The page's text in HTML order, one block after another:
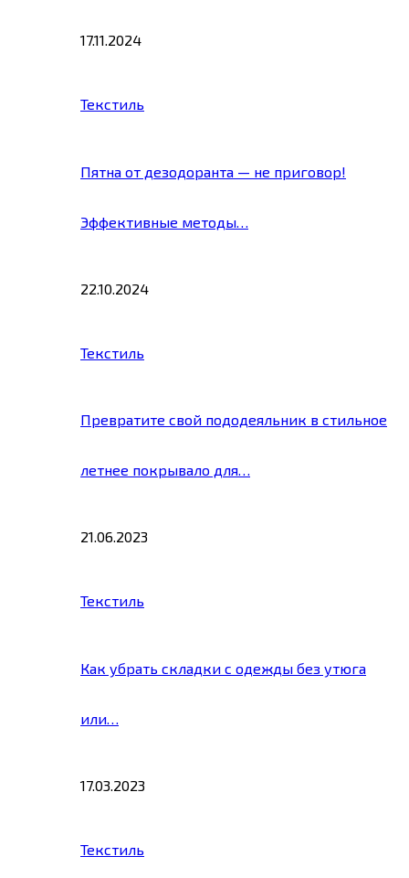
17.11.2024
Текстиль
Пятна от дезодоранта — не приговор!
Эффективные методы…
22.10.2024
Текстиль
Превратите свой пододеяльник в стильное
летнее покрывало для…
21.06.2023
Текстиль
Как убрать складки с одежды без утюга
или…
17.03.2023
Текстиль